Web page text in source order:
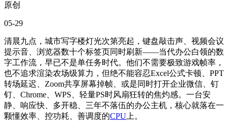
原创
05-29
清晨九点，城市写字楼灯光次第亮起，键盘敲击声、视频会议
提示音、浏览器数十个标签页同时刷新——当代办公白领的数
字工作流，早已不是单任务时代。他们不需要极致游戏帧率，
也不追求渲染农场级算力，但绝不能容忍Excel公式卡顿、PPT
转场延迟、Zoom共享屏幕掉帧、或是同时打开企业微信、钉
钉、Chrome、WPS、轻量PS时风扇狂转的焦灼感。一台安
静、响应快、多开稳、三年不落伍的办公主机，核心就落在一
颗懂效率、控功耗、善调度的CPU 上。